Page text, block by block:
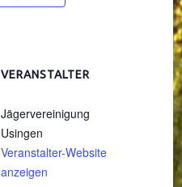
VERANSTALTER
Jägervereinigung
Usingen
Veranstalter-Website
anzeigen